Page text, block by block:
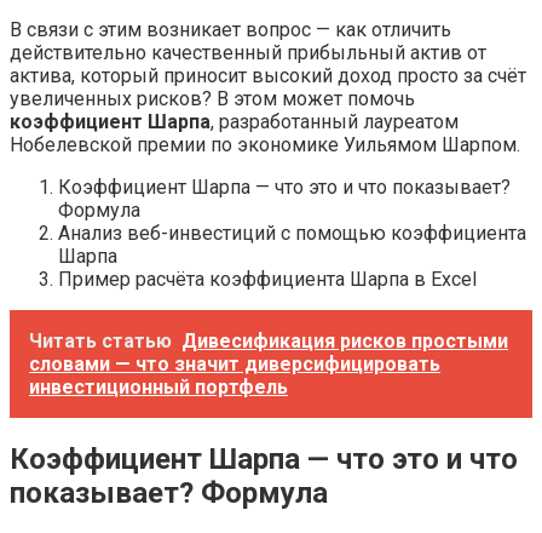
В связи с этим возникает вопрос — как отличить
действительно качественный прибыльный актив от
актива, который приносит высокий доход просто за счёт
увеличенных рисков? В этом может помочь
коэффициент Шарпа, разработанный лауреатом
Нобелевской премии по экономике Уильямом Шарпом.
Коэффициент Шарпа — что это и что показывает?
Формула
Анализ веб-инвестиций с помощью коэффициента
Шарпа
Пример расчёта коэффициента Шарпа в Excel
Читать статью Дивесификация рисков простыми
словами — что значит диверсифицировать
инвестиционный портфель
Коэффициент Шарпа — что это и что
показывает? Формула